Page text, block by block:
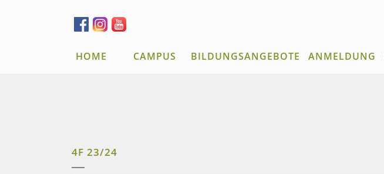
HOME CAMPUS BILDUNGSANGEBOTE ANMELDUNG
4F 23/24